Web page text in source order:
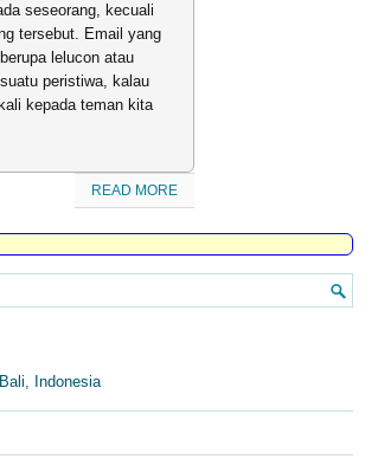
seseorang, kecuali
tersebut. Email yang
lelucon atau
peristiwa, kalau
kepada teman kita
READ MORE
Indonesia